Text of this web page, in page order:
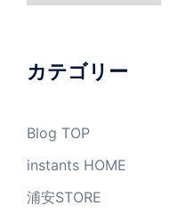
ブ
カテゴリー
Blog TOP
instants HOME
浦安STORE